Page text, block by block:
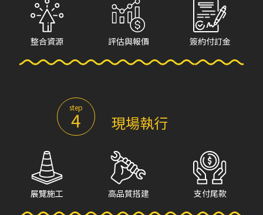
整合資源 評估與報價 簽約付訂金
step
4 現場執行
展覽施工 高品質搭建 支付尾款